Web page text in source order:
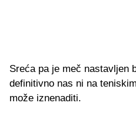
Sreća pa je meč nastavljen
definitivno nas ni na
može iznenaditi.